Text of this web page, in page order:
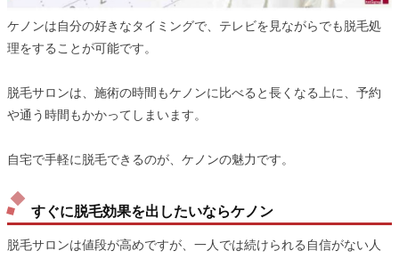
ケノンは自分の好きなタイミングで、テレビを見ながらでも脱毛処
理をすることが可能です。
脱毛サロンは、施術の時間もケノンに比べると長くなる上に、予約
や通う時間もかかってしまいます。
自宅で手軽に脱毛できるのが、ケノンの魅力です。
すぐに脱毛効果を出したいならケノン
脱毛サロンは値段が高めですが、一人では続けられる自信がない人